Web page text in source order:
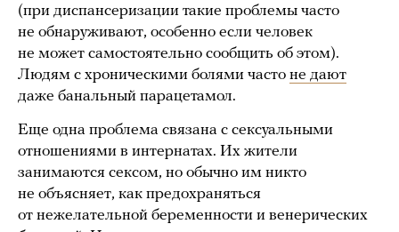
(при диспансеризации такие проблемы часто
не обнаруживают, особенно если человек
не может самостоятельно сообщить об этом).
Людям с хроническими болями часто не дают
даже банальный парацетамол.
Еще одна проблема связана с сексуальными
отношениями в интернатах. Их жители
занимаются сексом, но обычно им никто
не объясняет, как предохраняться
от нежелательной беременности и венерических